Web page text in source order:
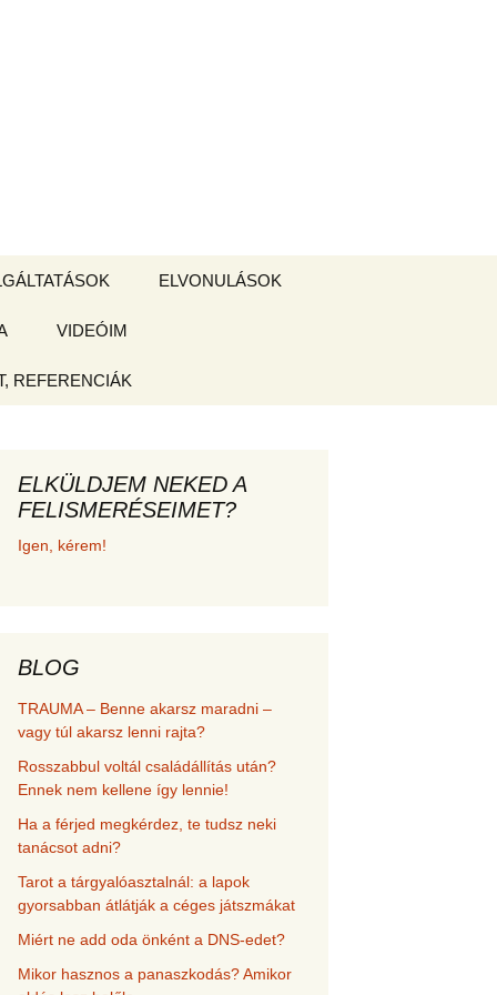
BOLT
ELVONULÁSOK
VIDEÓIM
REFERENCIÁK
az új
és
ELKÜLDJEM NEKED A
FELISMERÉSEIMET?
Igen, kérem!
BLOG
TRAUMA – Benne akarsz maradni –
vagy túl akarsz lenni rajta?
Rosszabbul voltál családállítás után?
Ennek nem kellene így lennie!
Ha a férjed megkérdez, te tudsz neki
tanácsot adni?
Tarot a tárgyalóasztalnál: a lapok
gyorsabban átlátják a céges játszmákat
Miért ne add oda önként a DNS-edet?
Mikor hasznos a panaszkodás? Amikor